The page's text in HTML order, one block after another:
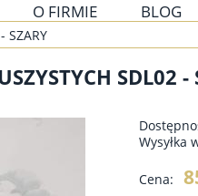
O FIRMIE BLOG
SZARY
SDL02 -
Wysyłka
Cena: